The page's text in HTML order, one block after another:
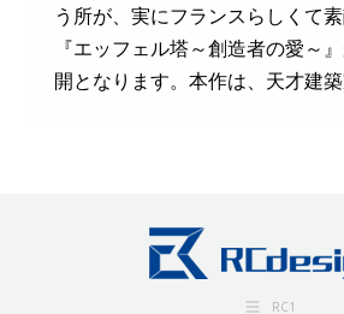
う所が、実にフランスらしくて素
『エッフェル塔～創造者の愛～
開となります。本作は、天才建
RC1